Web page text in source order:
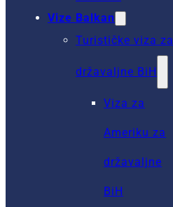
Vize Balkan
Turističke viza za
državaljne BiH
Viza za
Ameriku za
državaljne
BiH